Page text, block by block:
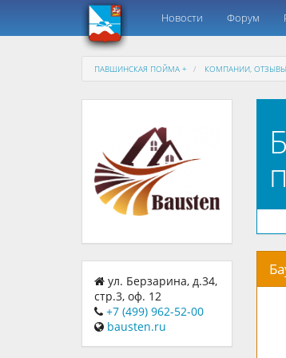
Новости Форум
ПАВШИНСКАЯ ПОЙМА + КОМПАНИИ, ОТЗЫВЫ
ул. Берзарина, д.34,
стр.3, оф. 12
+7 (499) 962-52-00
bausten.ru